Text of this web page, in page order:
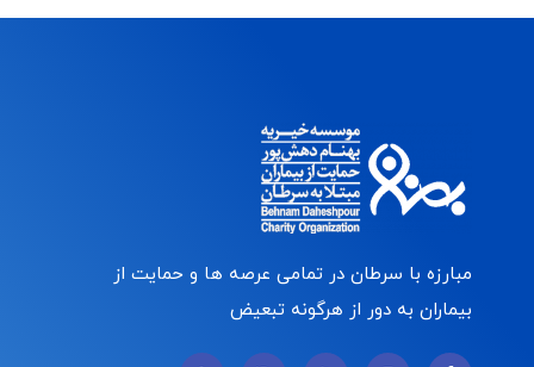
مبارزه با سرطان در تمامی عرصه ها و حمایت از
بیماران به دور از هرگونه تبعیض